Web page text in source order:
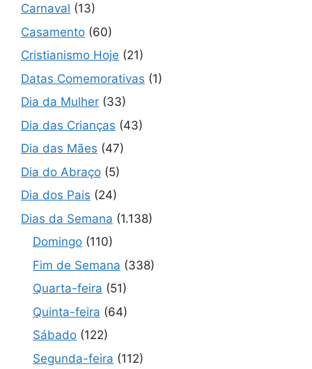
Carnaval (13)
Casamento (60)
Cristianismo Hoje (21)
Datas Comemorativas (1)
Dia da Mulher (33)
Dia das Crianças (43)
Dia das Mães (47)
Dia do Abraço (5)
Dia dos Pais (24)
Dias da Semana (1.138)
Domingo (110)
Fim de Semana (338)
Quarta-feira (51)
Quinta-feira (64)
Sábado (122)
Segunda-feira (112)